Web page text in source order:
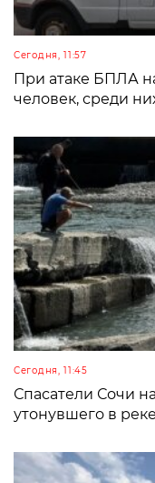
Сегодня, 11:57
При атаке БПЛА
человек, среди
Сегодня, 11:45
Спасатели Сочи
утонувшего в